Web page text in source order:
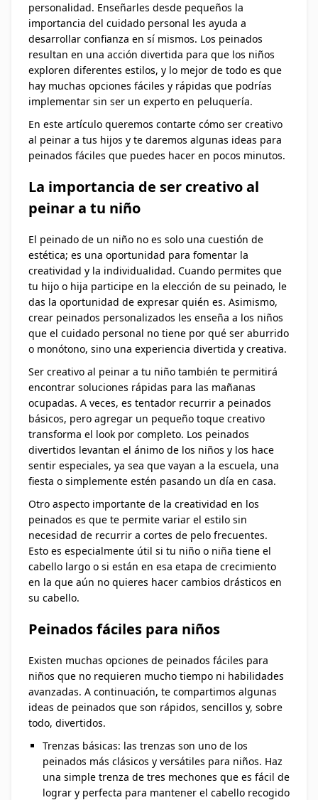
personalidad. Enseñarles desde pequeños la
importancia del cuidado personal les ayuda a
desarrollar confianza en sí mismos. Los peinados
resultan en una acción divertida para que los niños
exploren diferentes estilos, y lo mejor de todo es que
hay muchas opciones fáciles y rápidas que podrías
implementar sin ser un experto en peluquería.
En este artículo queremos contarte cómo ser creativo
al peinar a tus hijos y te daremos algunas ideas para
peinados fáciles que puedes hacer en pocos minutos.
La importancia de ser creativo al
peinar a tu niño
El peinado de un niño no es solo una cuestión de
estética; es una oportunidad para fomentar la
creatividad y la individualidad. Cuando permites que
tu hijo o hija participe en la elección de su peinado, le
das la oportunidad de expresar quién es. Asimismo,
crear peinados personalizados les enseña a los niños
que el cuidado personal no tiene por qué ser aburrido
o monótono, sino una experiencia divertida y creativa.
Ser creativo al peinar a tu niño también te permitirá
encontrar soluciones rápidas para las mañanas
ocupadas. A veces, es tentador recurrir a peinados
básicos, pero agregar un pequeño toque creativo
transforma el look por completo. Los peinados
divertidos levantan el ánimo de los niños y los hace
sentir especiales, ya sea que vayan a la escuela, una
fiesta o simplemente estén pasando un día en casa.
Otro aspecto importante de la creatividad en los
peinados es que te permite variar el estilo sin
necesidad de recurrir a cortes de pelo frecuentes.
Esto es especialmente útil si tu niño o niña tiene el
cabello largo o si están en esa etapa de crecimiento
en la que aún no quieres hacer cambios drásticos en
su cabello.
Peinados fáciles para niños
Existen muchas opciones de peinados fáciles para
niños que no requieren mucho tiempo ni habilidades
avanzadas. A continuación, te compartimos algunas
ideas de peinados que son rápidos, sencillos y, sobre
todo, divertidos.
Trenzas básicas: las trenzas son uno de los
peinados más clásicos y versátiles para niños. Haz
una simple trenza de tres mechones que es fácil de
lograr y perfecta para mantener el cabello recogido